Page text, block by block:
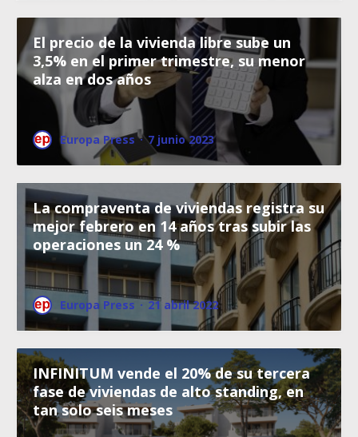
El precio de la vivienda libre sube un
3,5% en el primer trimestre, su menor
alza en dos años
Europa Press · 7 junio 2023
La compraventa de viviendas registra su
mejor febrero en 14 años tras subir las
operaciones un 24 %
Europa Press · 21 abril 2022
INFINITUM vende el 20% de su tercera
fase de viviendas de alto standing, en
tan solo seis meses